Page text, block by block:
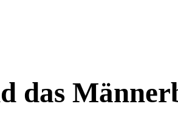
das